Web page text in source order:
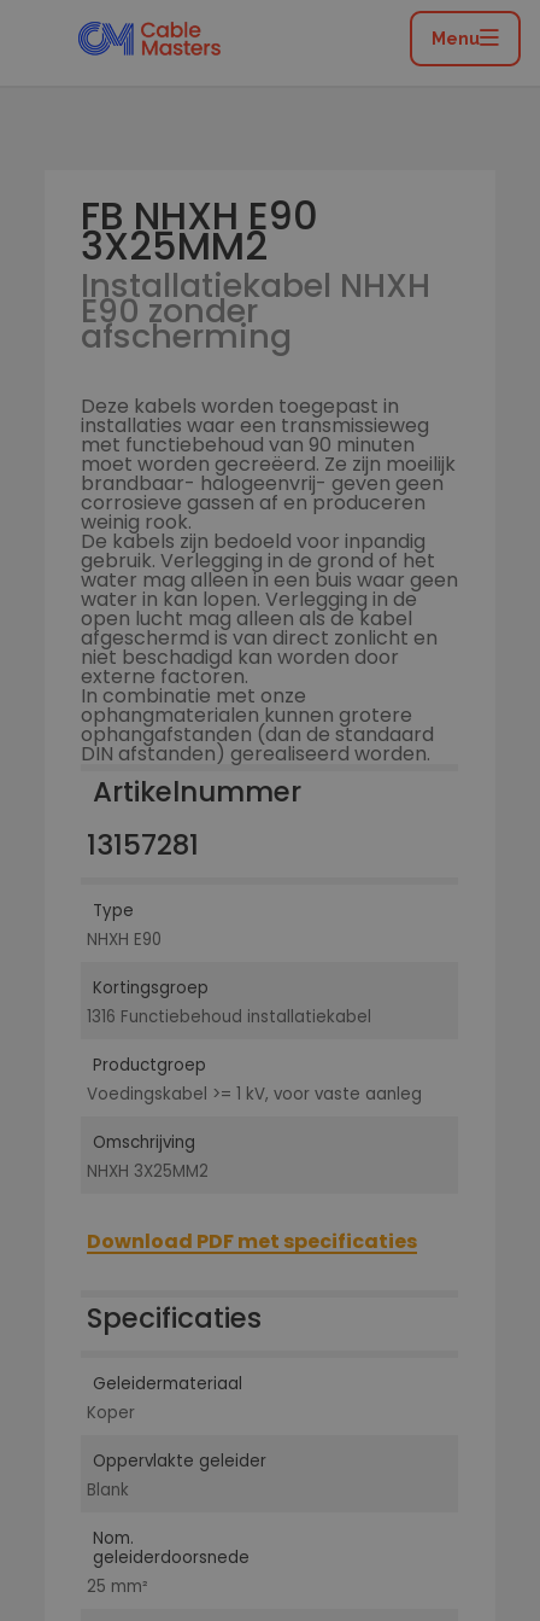
Menu
Home/ Catalogus Installatiekabel/
Installatiekabel NHXH E90 zonder afscherming
/FB
NHXH E90 3X25MM2
FB NHXH E90
3X25MM2
Installatiekabel NHXH
E90 zonder
afscherming
Deze kabels worden toegepast in
installaties waar een transmissieweg
met functiebehoud van 90 minuten
moet worden gecreëerd. Ze zijn moeilijk
brandbaar- halogeenvrij- geven geen
corrosieve gassen af en produceren
weinig rook.
De kabels zijn bedoeld voor inpandig
gebruik. Verlegging in de grond of het
water mag alleen in een buis waar geen
water in kan lopen. Verlegging in de
open lucht mag alleen als de kabel
afgeschermd is van direct zonlicht en
niet beschadigd kan worden door
externe factoren.
In combinatie met onze
ophangmaterialen kunnen grotere
ophangafstanden (dan de standaard
DIN afstanden) gerealiseerd worden.
Artikelnummer
13157281
Type
NHXH E90
Kortingsgroep
1316 Functiebehoud installatiekabel
Productgroep
Voedingskabel >= 1 kV, voor vaste aanleg
Omschrijving
NHXH 3X25MM2
Download PDF met specificaties
Specificaties
Geleidermateriaal
Koper
Oppervlakte geleider
Blank
Nom.
geleiderdoorsnede
25 mm²